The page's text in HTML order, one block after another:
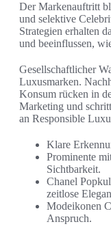
Der Markenauftritt
und selektive
Strategien erhalten
und beeinflussen,
Gesellschaftlicher
Luxusmarken.
Konsum rücken in
Marketing und
an Responsible
Klare
Prominente
Sichtbarkeit.
Chanel
zeitlose
Modeikonen
Anspruch.